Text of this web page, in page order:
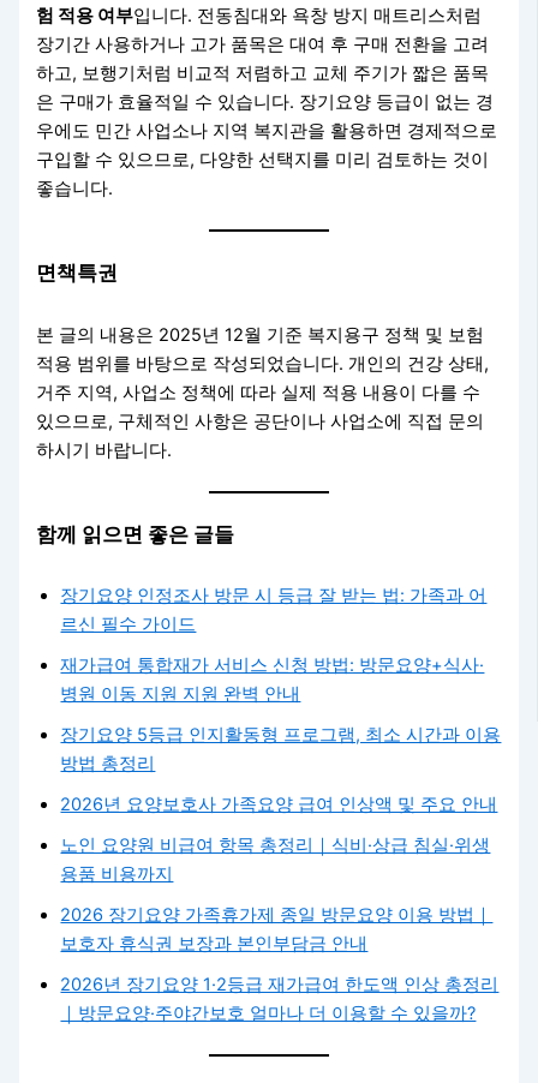
험 적용 여부입니다. 전동침대와 욕창 방지 매트리스처럼
장기간 사용하거나 고가 품목은 대여 후 구매 전환을 고려
하고, 보행기처럼 비교적 저렴하고 교체 주기가 짧은 품목
은 구매가 효율적일 수 있습니다. 장기요양 등급이 없는 경
우에도 민간 사업소나 지역 복지관을 활용하면 경제적으로
구입할 수 있으므로, 다양한 선택지를 미리 검토하는 것이
좋습니다.
면책특권
본 글의 내용은 2025년 12월 기준 복지용구 정책 및 보험
적용 범위를 바탕으로 작성되었습니다. 개인의 건강 상태,
거주 지역, 사업소 정책에 따라 실제 적용 내용이 다를 수
있으므로, 구체적인 사항은 공단이나 사업소에 직접 문의
하시기 바랍니다.
함께 읽으면 좋은 글들
장기요양 인정조사 방문 시 등급 잘 받는 법: 가족과 어
르신 필수 가이드
재가급여 통합재가 서비스 신청 방법: 방문요양+식사·
병원 이동 지원 지원 완벽 안내
장기요양 5등급 인지활동형 프로그램, 최소 시간과 이용
방법 총정리
2026년 요양보호사 가족요양 급여 인상액 및 주요 안내
노인 요양원 비급여 항목 총정리｜식비·상급 침실·위생
용품 비용까지
2026 장기요양 가족휴가제 종일 방문요양 이용 방법｜
보호자 휴식권 보장과 본인부담금 안내
2026년 장기요양 1·2등급 재가급여 한도액 인상 총정리
｜방문요양·주야간보호 얼마나 더 이용할 수 있을까?